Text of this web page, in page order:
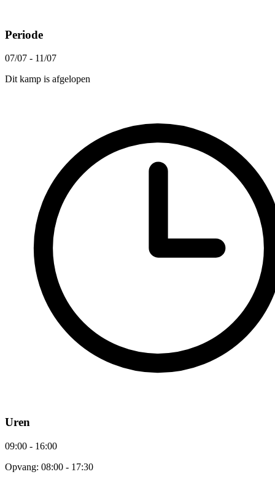
Periode
07/07 - 11/07
Dit kamp is afgelopen
Uren
09:00 - 16:00
Opvang: 08:00 - 17:30